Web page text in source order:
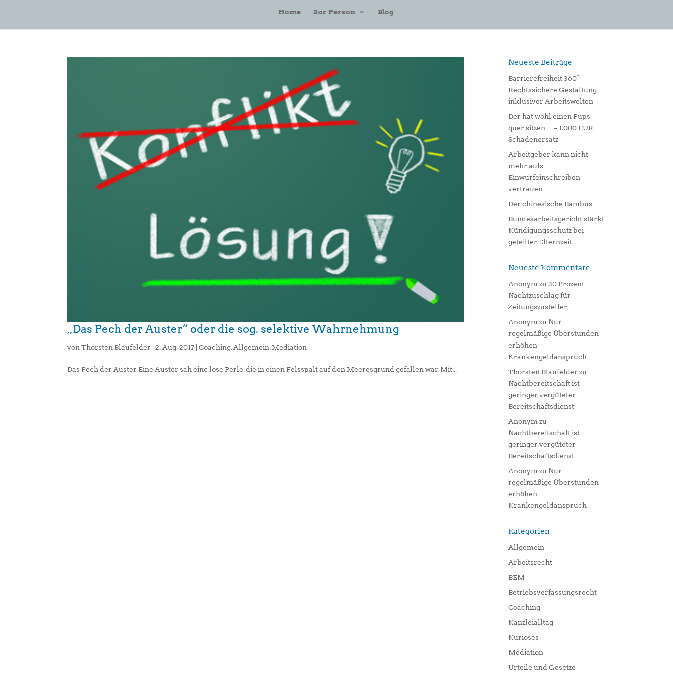
Home Zur Person Blog
„Das Pech der Auster“ oder die sog. selektive Wahrnehmung
vonThorsten Blaufelder |2. Aug. 2017 |Coaching,Allgemein,Mediation
Das Pech der Auster Eine Auster sah eine lose Perle, die in einen Felsspalt auf den Meeresgrund gefallen war. Mit...
Neueste Beiträge
Barrierefreiheit 360° –
Rechtssichere Gestaltung
inklusiver Arbeitswelten
Der hat wohl einen Pups
quer sitzen… – 1.000 EUR
Schadenersatz
Arbeitgeber kann nicht
mehr aufs
Einwurfeinschreiben
vertrauen
Der chinesische Bambus
Bundesarbeitsgericht stärkt
Kündigungsschutz bei
geteilter Elternzeit
Neueste Kommentare
Anonym zu30 Prozent
Nachtzuschlag für
Zeitungszusteller
Anonym zu Nur
regelmäßige Überstunden
erhöhen
Krankengeldanspruch
Thorsten Blaufelder zu
Nachtbereitschaft ist
geringer vergüteter
Bereitschaftsdienst
Anonym zu
Nachtbereitschaft ist
geringer vergüteter
Bereitschaftsdienst
Anonym zu Nur
regelmäßige Überstunden
erhöhen
Krankengeldanspruch
Kategorien
Allgemein
Arbeitsrecht
BEM
Betriebsverfassungsrecht
Coaching
Kanzleialltag
Kurioses
Mediation
Urteile und Gesetze